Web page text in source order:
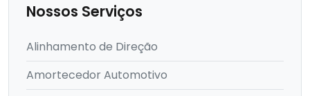
Nossos Serviços
Alinhamento de Direção
Amortecedor Automotivo